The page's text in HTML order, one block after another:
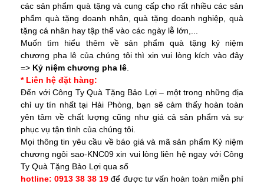
các sản phẩm quà tặng và cung cấp cho rất nhiều các sản
phẩm quà tặng doanh nhân, quà tặng doanh nghiệp, quà
tặng cá nhân hay tập thể vào các ngày lễ lớn,...
Muốn tìm hiểu thêm về sản phẩmquà tặng kỷ niệm
chương pha lê của chúng tôi thì xin vui lòng kích vào đây
=> Kỷ niệm chương pha lê
* Liên hệ đặt hàng:
Đến với Công Ty Quà Tặng Bảo Lợi – một trong những địa
chỉ uy tín nhất tại Hải Phòng, bạn sẽ cảm thấy hoàn toàn
yên tâm về chất lượng cũng như giá cả sản phẩm và sự
phục vụ tận tình của chúng tôi.
Mọi thông tin yêu cầu về báo giá và mã sản phẩm Kỷ niệm
chương ngôi sao-KNC09xin vui lòng liên hệ ngay vớiCông
Ty Quà Tặng Bảo Lợi qua số
hotline: 0913 38 38 19 để được tư vấn hoàn toàn miễn phí